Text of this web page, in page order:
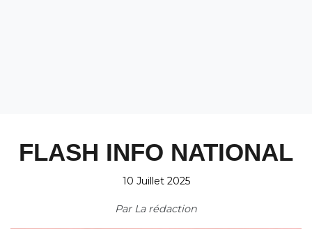
FLASH INFO NATIONAL
10 Juillet 2025
Par La rédaction